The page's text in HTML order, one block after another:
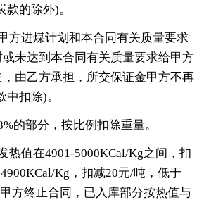
的除外)。
方进煤计划和本合同有关质量要求
未达到本合同有关质量要求给甲方
由乙方承担，所交保证金甲方不再
扣除)。
的部分，按比例扣除重量。
热值在4901-5000KCal/Kg之间，扣
Kg，扣减20元/吨，低于
方终止合同，已入库部分按热值与